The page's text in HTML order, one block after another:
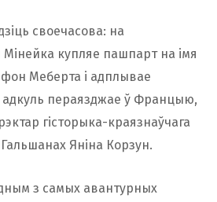
своечасова: на
купляе пашпарт на імя
Меберта і адплывае
адкуль пераязджае ў Францыю,
гісторыка-краязнаўчага
Яніна Корзун.
з самых авантурных